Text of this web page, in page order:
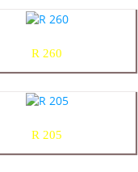
R 260
R 205